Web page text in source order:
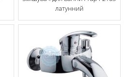
латунний